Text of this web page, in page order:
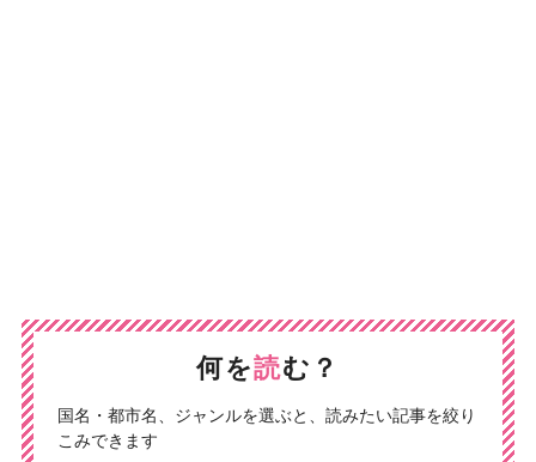
何を読む？
国名・都市名、ジャンルを選ぶと、読みたい記事を絞り
こみできます